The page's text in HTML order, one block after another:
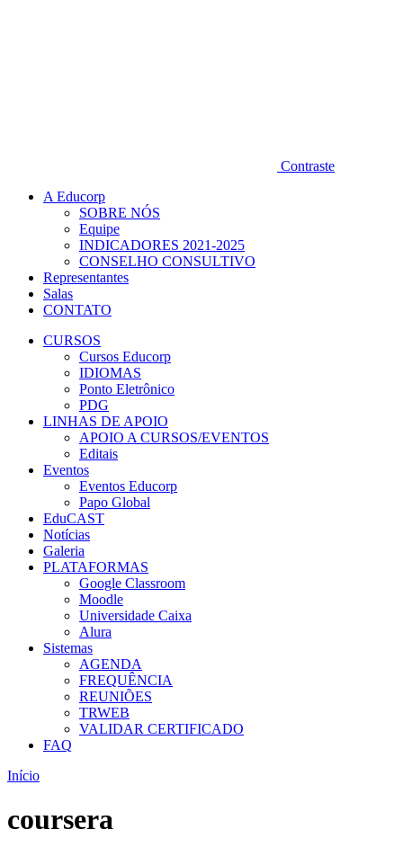
Contraste
A Educorp
SOBRE NÓS
Equipe
INDICADORES 2021-2025
CONSELHO CONSULTIVO
Representantes
Salas
CONTATO
CURSOS
Cursos Educorp
IDIOMAS
Ponto Eletrônico
PDG
LINHAS DE APOIO
APOIO A CURSOS/EVENTOS
Editais
Eventos
Eventos Educorp
Papo Global
EduCAST
Notícias
Galeria
PLATAFORMAS
Google Classroom
Moodle
Universidade Caixa
Alura
Sistemas
AGENDA
FREQUÊNCIA
REUNIÕES
TRWEB
VALIDAR CERTIFICADO
FAQ
Início
coursera